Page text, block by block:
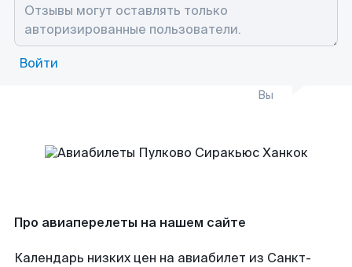
Войти
Вы
Про авиаперелеты на нашем сайте
Календарь низких цен на авиабилет из Санкт-